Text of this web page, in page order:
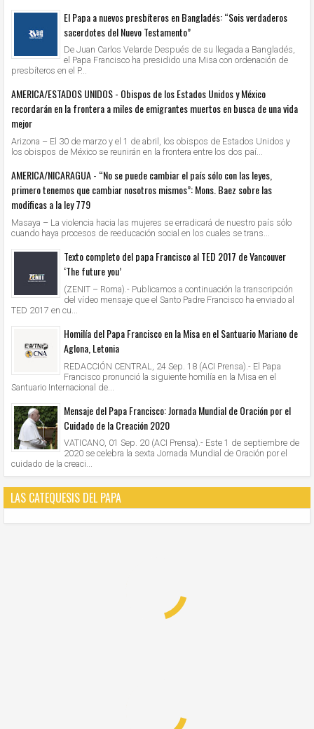
El Papa a nuevos presbíteros en Bangladés: “Sois verdaderos
sacerdotes del Nuevo Testamento”
De Juan Carlos Velarde Después de su llegada a Bangladés,
el Papa Francisco ha presidido una Misa con ordenación de
presbíteros en el P...
AMERICA/ESTADOS UNIDOS - Obispos de los Estados Unidos y México
recordarán en la frontera a miles de emigrantes muertos en busca de una vida
mejor
Arizona – El 30 de marzo y el 1 de abril, los obispos de Estados Unidos y
los obispos de México se reunirán en la frontera entre los dos paí...
AMERICA/NICARAGUA - “No se puede cambiar el país sólo con las leyes,
primero tenemos que cambiar nosotros mismos”: Mons. Baez sobre las
modificas a la ley 779
Masaya – La violencia hacia las mujeres se erradicará de nuestro país sólo
cuando haya procesos de reeducación social en los cuales se trans...
Texto completo del papa Francisco al TED 2017 de Vancouver
‘The future you’
(ZENIT – Roma).- Publicamos a continuación la transcripción
del vídeo mensaje que el Santo Padre Francisco ha enviado al
TED 2017 en cu...
Homilía del Papa Francisco en la Misa en el Santuario Mariano de
Aglona, Letonia
REDACCIÓN CENTRAL, 24 Sep. 18 (ACI Prensa).- El Papa
Francisco pronunció la siguiente homilía en la Misa en el
Santuario Internacional de...
Mensaje del Papa Francisco: Jornada Mundial de Oración por el
Cuidado de la Creación 2020
VATICANO, 01 Sep. 20 (ACI Prensa).- Este 1 de septiembre de
2020 se celebra la sexta Jornada Mundial de Oración por el
cuidado de la creaci...
LAS CATEQUESIS DEL PAPA